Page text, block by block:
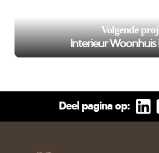
Volgende
Interieur Woonhuis
Deel pagina op: